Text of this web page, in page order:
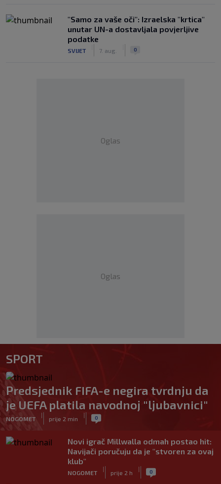
"Samo za vaše oči": Izraelska "krtica"
unutar UN-a dostavljala povjerljive
podatke
SVIJET 7. aug. 0
Oglas
Oglas
SPORT
Predsjednik FIFA-e negira tvrdnju da
je UEFA platila navodnoj "ljubavnici"
NOGOMET
|
prije 2 min
| 0
Novi igrač Millwalla odmah postao hit:
Navijači poručuju da je "stvoren za ovaj
klub"
NOGOMET
|
prije 2 h
| 0